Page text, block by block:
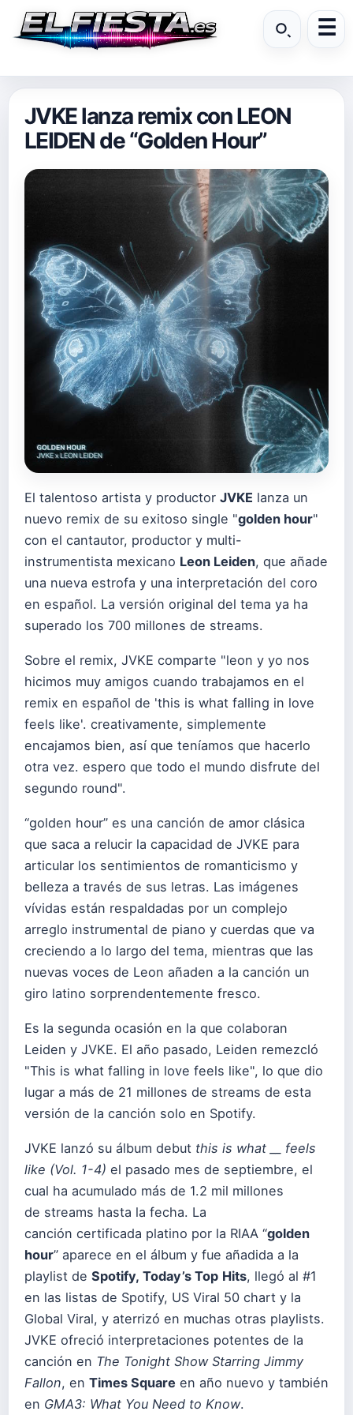
JVKE lanza remix con LEON
LEIDEN de “Golden Hour”
El talentoso artista y productor JVKE lanza un
nuevo remix de su exitoso single "golden hour"
con el cantautor, productor y multi-
instrumentista mexicano Leon Leiden, que añade
una nueva estrofa y una interpretación del coro
en español. La versión original del tema ya ha
superado los 700 millones de streams.
Sobre el remix, JVKE comparte "leon y yo nos
hicimos muy amigos cuando trabajamos en el
remix en español de 'this is what falling in love
feels like'. creativamente, simplemente
encajamos bien, así que teníamos que hacerlo
otra vez. espero que todo el mundo disfrute del
segundo round".
“golden hour” es una canción de amor clásica
que saca a relucir la capacidad de JVKE para
articular los sentimientos de romanticismo y
belleza a través de sus letras. Las imágenes
vívidas están respaldadas por un complejo
arreglo instrumental de piano y cuerdas que va
creciendo a lo largo del tema, mientras que las
nuevas voces de Leon añaden a la canción un
giro latino sorprendentemente fresco.
Es la segunda ocasión en la que colaboran
Leiden y JVKE. El año pasado, Leiden remezcló
"This is what falling in love feels like", lo que dio
lugar a más de 21 millones de streams de esta
versión de la canción solo en Spotify.
JVKE lanzó su álbum debut this is what __ feels
like (Vol. 1-4) el pasado mes de septiembre, el
cual ha acumulado más de 1.2 mil millones
de streams hasta la fecha. La
canción certificada platino por la RIAA “golden
hour” aparece en el álbum y fue añadida a la
playlist de Spotify, Today’s Top Hits, llegó al #1
en las listas de Spotify, US Viral 50 chart y la
Global Viral, y aterrizó en muchas otras playlists.
JVKE ofreció interpretaciones potentes de la
canción en The Tonight Show Starring Jimmy
Fallon, en Times Square en año nuevo y también
en GMA3: What You Need to Know.